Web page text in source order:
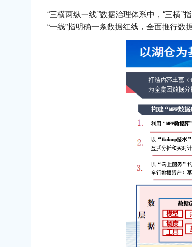
“三横两纵一线”数据治理体系中，“三横”
“一线”指明确一条数据红线，全面推行数